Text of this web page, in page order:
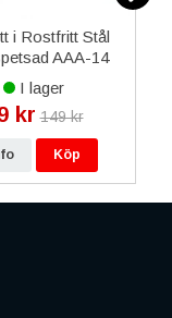
i Rostfritt Stål
AAA-14
I lager
kr 149 kr
Köp